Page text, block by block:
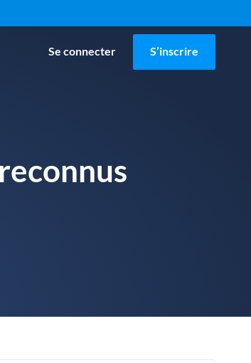
Se connecter S’inscrire